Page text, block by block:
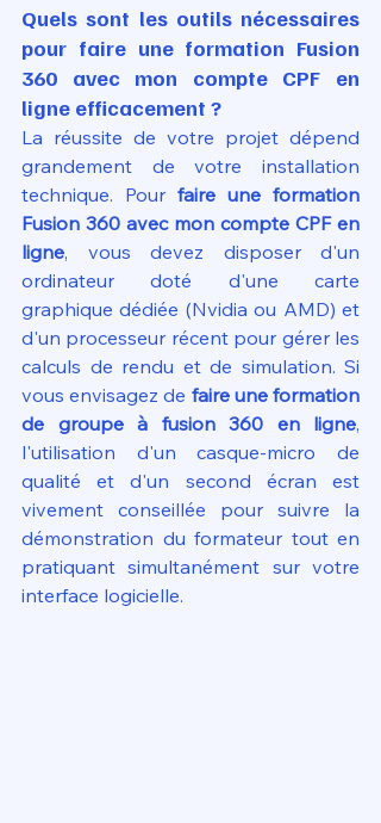
Quels sont les outils nécessaires
pour faire une formation Fusion
360 avec mon compte CPF en
ligne efficacement ?
La réussite de votre projet dépend
grandement de votre installation
technique. Pour faire une formation
Fusion 360 avec mon compte CPF en
ligne, vous devez disposer d'un
ordinateur doté d'une carte
graphique dédiée (Nvidia ou AMD) et
d'un processeur récent pour gérer les
calculs de rendu et de simulation. Si
vous envisagez de faire une formation
de groupe à fusion 360 en ligne,
l'utilisation d'un casque-micro de
qualité et d'un second écran est
vivement conseillée pour suivre la
démonstration du formateur tout en
pratiquant simultanément sur votre
interface logicielle.